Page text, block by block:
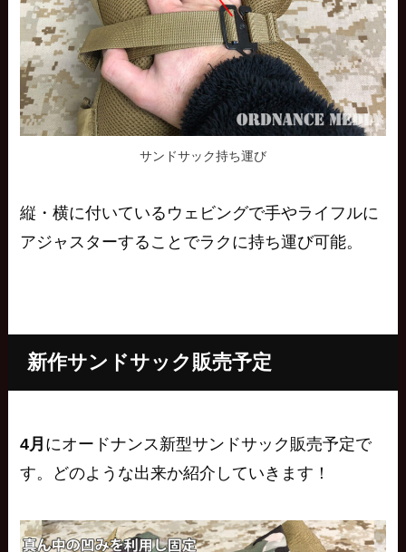
サンドサック持ち運び
縦・横に付いているウェビングで手やライフルに
アジャスターすることでラクに持ち運び可能。
新作サンドサック販売予定
4月 にオードナンス 新型サンドサック 販売予定で
す。どのような出来か紹介していきます！